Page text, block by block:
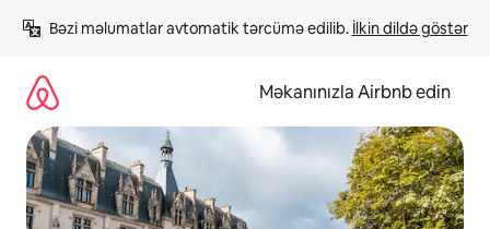
keç
Bəzi məlumatlar avtomatik tərcümə edilib. İlkin dildə göstər
Məkanınızla Airbnb edin